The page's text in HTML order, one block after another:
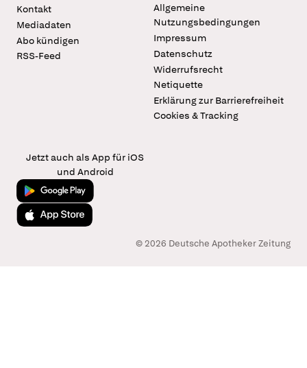
Kontakt
Mediadaten
Abo kündigen
RSS-Feed
Allgemeine
Nutzungsbedingungen
Impressum
Datenschutz
Widerrufsrecht
Netiquette
Erklärung zur Barrierefreiheit
Cookies & Tracking
Jetzt auch als App für iOS
und Android
Jetzt bei Google Play
Laden im App Store
© 2026 Deutsche Apotheker Zeitung